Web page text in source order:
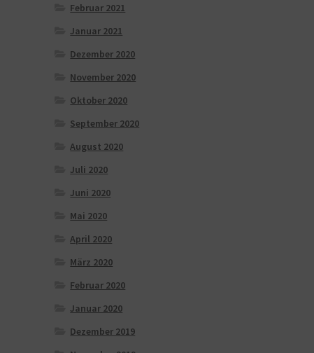
Februar 2021
Januar 2021
Dezember 2020
November 2020
Oktober 2020
September 2020
August 2020
Juli 2020
Juni 2020
Mai 2020
April 2020
März 2020
Februar 2020
Januar 2020
Dezember 2019